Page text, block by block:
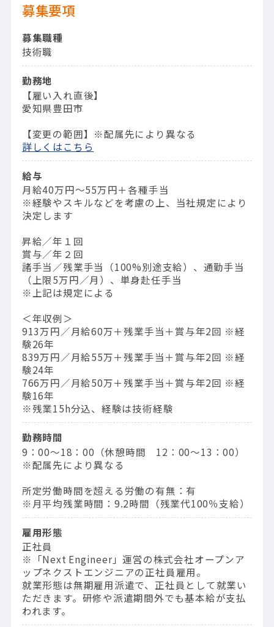
募集要項
募集職種
技術職
勤務地
【雇い入れ直後】
愛知県豊田市
【変更の範囲】※配属先により異なる
詳しくはこちら
給与
月給40万円～55万円＋各種手当
※経験やスキルなどを考慮の上、当社規定により
決定します
昇給／年１回
賞与／年２回
諸手当／残業手当（100%別途支給）、通勤手当
（上限5万円／月）、単身赴任手当
※上記は規定による
＜年収例＞
913万円／⽉給60万＋残業⼿当＋賞与年2回 ※経
験26年
839万円／⽉給55万＋残業⼿当＋賞与年2回 ※経
験24年
766万円／⽉給50万＋残業⼿当＋賞与年2回 ※経
験16年
※残業15h分込、経験は技術経験
勤務時間
9：00〜18：00（休憩時間 12：00〜13：00）
※配属先により異なる
所定労働時間を超える労働の有無：有
※月平均残業時間：9.2時間（残業代100％支給）
雇用形態
正社員
※「Next Engineer」運営の株式会社オープンア
ップネクストエンジニアの正社員雇用。
就業形態は無期雇用派遣で、正社員として就業い
ただきます。研修や派遣期間外でも基本給が支払
われます。